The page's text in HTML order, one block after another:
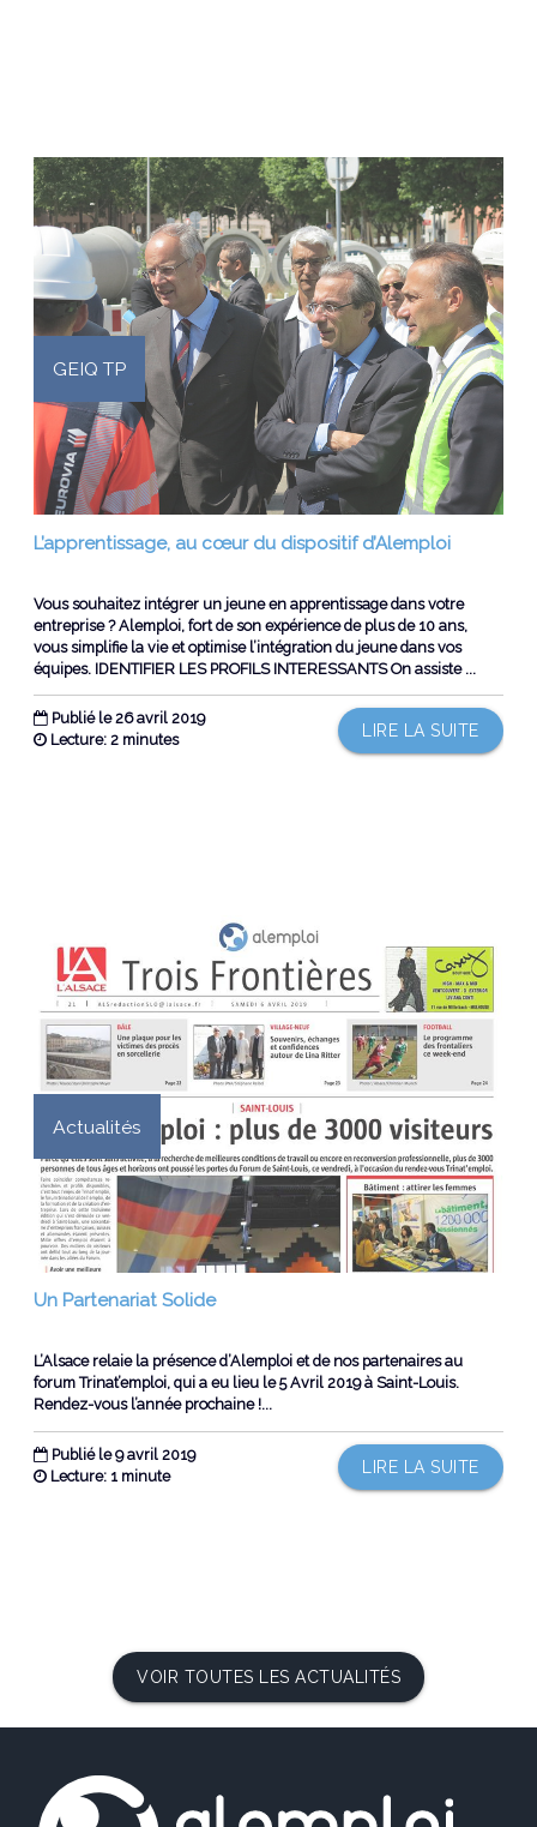
GEIQ TP
L’apprentissage, au cœur du dispositif d’Alemploi
Vous souhaitez intégrer un jeune en apprentissage dans votre
entreprise ? Alemploi, fort de son expérience de plus de 10 ans,
vous simplifie la vie et optimise l’intégration du jeune dans vos
équipes. IDENTIFIER LES PROFILS INTERESSANTS On assiste ...
Publié le 26 avril 2019
LIRE LA SUITE
Lecture: 2 minutes
Actualités
Un Partenariat Solide
L’Alsace relaie la présence d’Alemploi et de nos partenaires au
forum Trinat’emploi, qui a eu lieu le 5 Avril 2019 à Saint-Louis.
Rendez-vous l’année prochaine !...
Publié le 9 avril 2019
LIRE LA SUITE
Lecture: 1 minute
VOIR TOUTES LES ACTUALITÉS